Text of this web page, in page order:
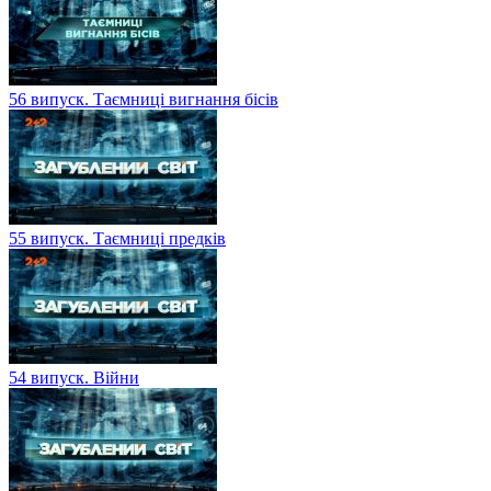
56 випуск. Таємниці вигнання бісів
55 випуск. Таємниці предків
54 випуск. Війни